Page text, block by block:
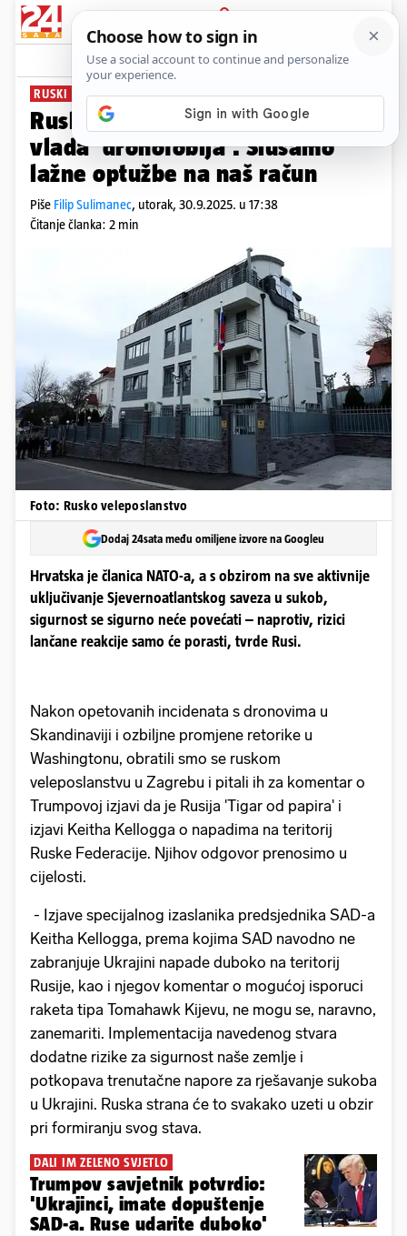
PRIJAVA
News Komentari
RUSKI KOMENTAR
Rusko veleposlanstvo: Europom
vlada 'dronofobija'. Slušamo
lažne optužbe na naš račun
Piše Filip Sulimanec, utorak, 30.9.2025. u 17:38
Čitanje članka: 2 min
Foto: Rusko veleposlanstvo
Dodaj 24sata među omiljene izvore na Googleu
Hrvatska je članica NATO-a, a s obzirom na sve aktivnije
uključivanje Sjevernoatlantskog saveza u sukob,
sigurnost se sigurno neće povećati – naprotiv, rizici
lančane reakcije samo će porasti, tvrde Rusi.
Nakon opetovanih incidenata s dronovima u
Skandinaviji i ozbiljne promjene retorike u
Washingtonu, obratili smo se ruskom
veleposlanstvu u Zagrebu i pitali ih za komentar o
Trumpovoj izjavi da je Rusija 'Tigar od papira' i
izjavi Keitha Kellogga o napadima na teritorij
Ruske Federacije. Njihov odgovor prenosimo u
cijelosti.
- Izjave specijalnog izaslanika predsjednika SAD-a
Keitha Kellogga, prema kojima SAD navodno ne
zabranjuje Ukrajini napade duboko na teritorij
Rusije, kao i njegov komentar o mogućoj isporuci
raketa tipa Tomahawk Kijevu, ne mogu se, naravno,
zanemariti. Implementacija navedenog stvara
dodatne rizike za sigurnost naše zemlje i
potkopava trenutačne napore za rješavanje sukoba
u Ukrajini. Ruska strana će to svakako uzeti u obzir
pri formiranju svog stava.
DALI IM ZELENO SVJETLO
Trumpov savjetnik potvrdio:
'Ukrajinci, imate dopuštenje
SAD-a. Ruse udarite duboko'